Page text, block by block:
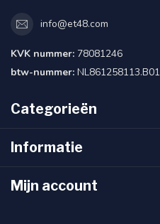
info@et48.com
KVK nummer: 78081246
btw-nummer: NL861258113.B01
Categorieën
Informatie
Mijn account